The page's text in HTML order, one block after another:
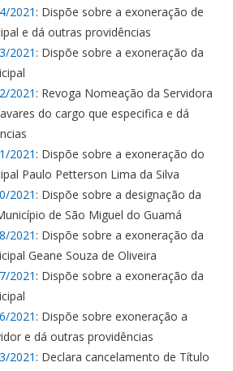
2021 : Dispõe sobre a exoneração de
e dá outras providências
2021 : Dispõe sobre a exoneração da
2021 : Revoga Nomeação da Servidora
do cargo que especifica e dá
2021 : Dispõe sobre a exoneração do
Paulo Petterson Lima da Silva
2021 : Dispõe sobre a designação da
de São Miguel do Guamá
2021 : Dispõe sobre a exoneração da
Geane Souza de Oliveira
2021 : Dispõe sobre a exoneração da
2021 : Dispõe sobre exoneração a
e dá outras providências
2021 : Declara cancelamento de Título